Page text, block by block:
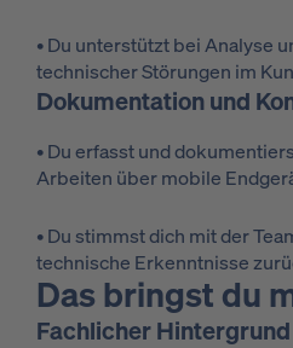
• Du unterstützt bei Analyse
technischer Störungen im
Dokumentation und
• Du erfasst und
Arbeiten über mobile
• Du stimmst dich mit der
technische Erkenntnisse
Das bringst du
Fachlicher Hintergrund